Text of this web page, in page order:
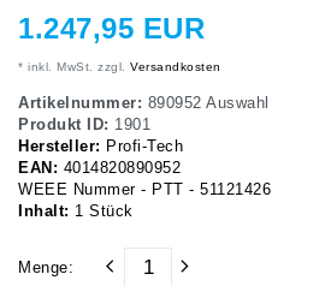
1.247,95 EUR
* inkl. MwSt. zzgl. Versandkosten
Artikelnummer: 890952 Auswahl
Produkt ID: 1901
Hersteller: Profi-Tech
EAN: 4014820890952
WEEE Nummer - PTT - 51121426
Inhalt: 1 Stück
Menge: